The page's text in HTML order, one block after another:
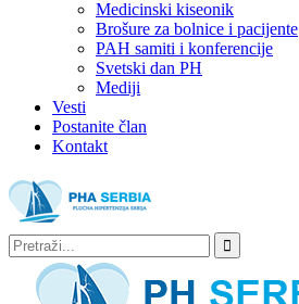
Medicinski kiseonik
Brošure za bolnice i pacijente
PAH samiti i konferencije
Svetski dan PH
Mediji
Vesti
Postanite član
Kontakt